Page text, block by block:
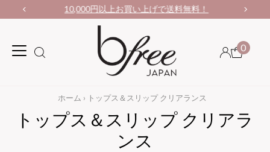
10,000円以上お買い上げで送料無料！
0
ホーム › トップス＆スリップ クリアランス
トップス＆スリップ クリアラ
ンス